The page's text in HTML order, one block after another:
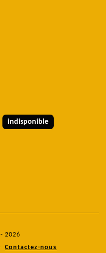
indisponible
2026
Contactez-nous